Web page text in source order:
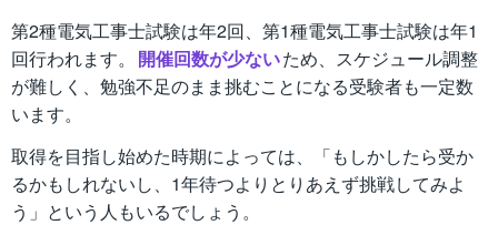
第2種電気工事士試験は年2回、第1種電気工事士試験は年1
回行われます。
開催回数が少ないため、スケジュール調整
が難しく、勉強不足のまま挑むことになる受験者も一定数
います。
取得を目指し始めた時期によっては、「もしかしたら受か
るかもしれないし、1年待つよりとりあえず挑戦してみよ
う」という人もいるでしょう。